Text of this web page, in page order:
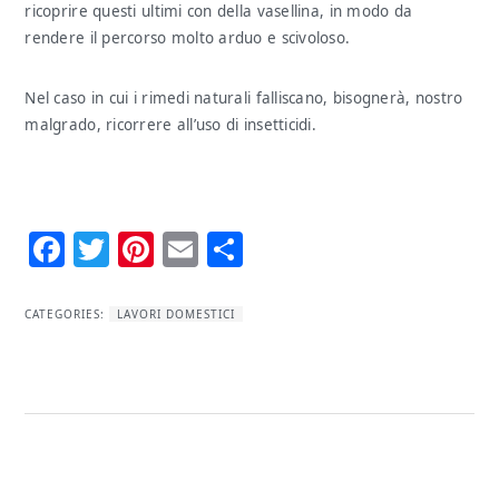
ricoprire questi ultimi con della vasellina, in modo da
rendere il percorso molto arduo e scivoloso.
Nel caso in cui i rimedi naturali falliscano, bisognerà, nostro
malgrado, ricorrere all’uso di insetticidi.
Facebook
Twitter
Pinterest
Email
CATEGORIES: LAVORI DOMESTICI